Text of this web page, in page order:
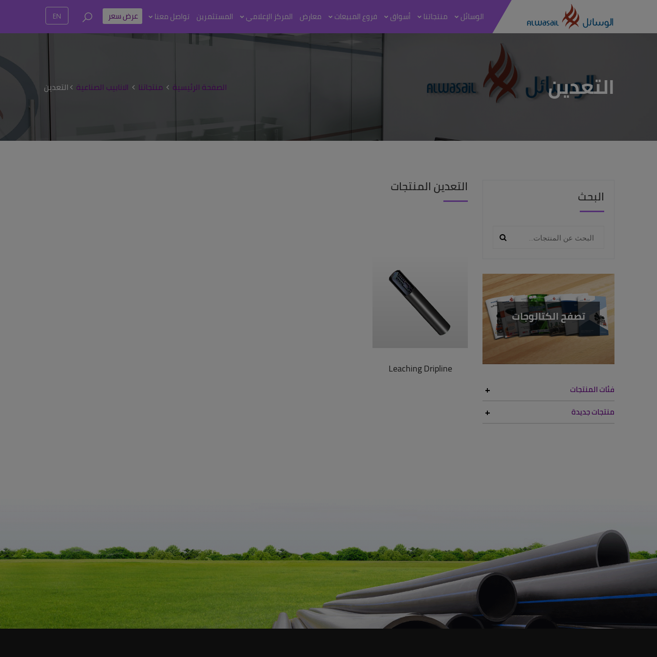
EN الوسائل منتجاتنا أسواق فروع المبيعات معارض المركز الإعلامي المستثمرين تواصل معنا عرض سعر
التعدين الصفحة الرئيسية منتجاتنا الانابيب الصناعية التعدين
التعدين المنتجات
Leaching Dripline
البحث
تصفح الكتالوجات
فئات المنتجات
منتجات جديدة